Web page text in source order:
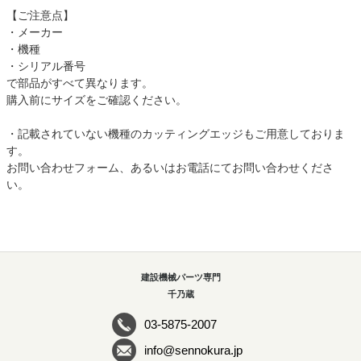
【ご注意点】
・メーカー
・機種
・シリアル番号
で部品がすべて異なります。
購入前にサイズをご確認ください。
・記載されていない機種のカッティングエッジもご用意しておりま
す。
お問い合わせフォーム、あるいはお電話にてお問い合わせくださ
い。
建設機械パーツ専門
千乃蔵
03-5875-2007
info@sennokura.jp